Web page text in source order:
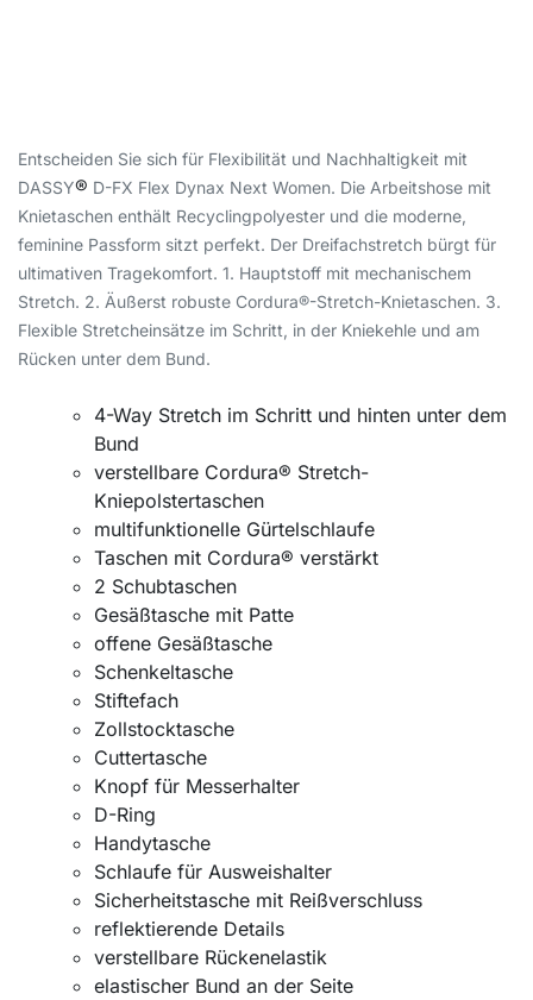
Entscheiden Sie sich für Flexibilität und Nachhaltigkeit mit
DASSY® D-FX Flex Dynax Next Women. Die Arbeitshose mit
Knietaschen enthält Recyclingpolyester und die moderne,
feminine Passform sitzt perfekt. Der Dreifachstretch bürgt für
ultimativen Tragekomfort. 1. Hauptstoff mit mechanischem
Stretch. 2. Äußerst robuste Cordura®-Stretch-Knietaschen. 3.
Flexible Stretcheinsätze im Schritt, in der Kniekehle und am
Rücken unter dem Bund.
4-Way Stretch im Schritt und hinten unter dem
Bund
verstellbare Cordura® Stretch-
Kniepolstertaschen
multifunktionelle Gürtelschlaufe
Taschen mit Cordura® verstärkt
2 Schubtaschen
Gesäßtasche mit Patte
offene Gesäßtasche
Schenkeltasche
Stiftefach
Zollstocktasche
Cuttertasche
Knopf für Messerhalter
D-Ring
Handytasche
Schlaufe für Ausweishalter
Sicherheitstasche mit Reißverschluss
reflektierende Details
verstellbare Rückenelastik
elastischer Bund an der Seite